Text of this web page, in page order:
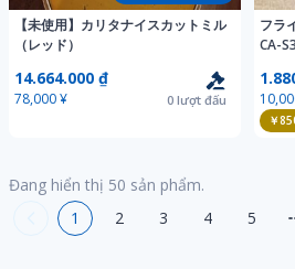
【未使用】カリタナイスカットミル
（レッド）
14.664.000 ₫
78,000 ¥ 0 lượt đấu
フラ
CA-S3
￥
Đang hiển thị 50 sản phẩm.
1
2 3 4 5